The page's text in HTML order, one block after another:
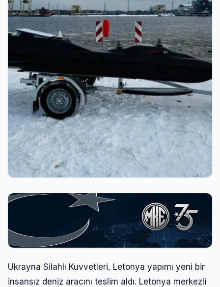
Ukrayna Silahlı Kuvvetleri, Letonya yapımı yeni bir
insansız deniz aracını teslim aldı. Letonya merkezli